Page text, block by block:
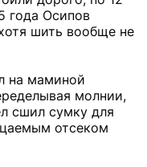
года Осипов
шить вообще не
на маминой
молнии,
сшил сумку для
отсеком